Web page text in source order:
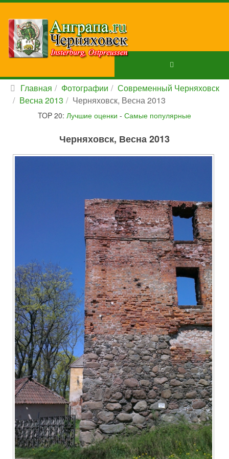
Главная Фотографии
Современный Черняховск
Весна 2013
Черняховск, Весна 2013
TOP 20: Лучшие оценки - Самые популярные
Черняховск, Весна 2013